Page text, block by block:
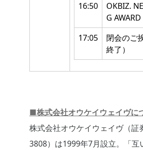
16:50
OKBIZ.
G AWARD
17:05
閉会のご
終了）
■株式会社オウケイウェイヴに
株式会社オウケイウェイヴ（証
3808）は1999年7月設立。「互